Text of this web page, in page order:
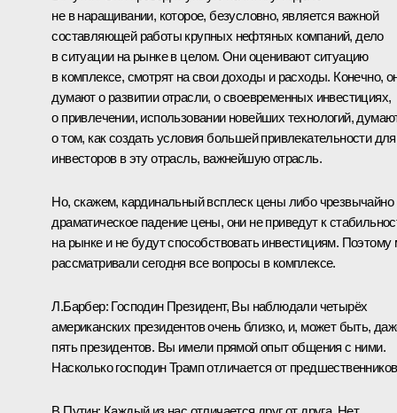
не в наращивании, которое, безусловно, является важной
составляющей работы крупных нефтяных компаний, дело
в ситуации на рынке в целом. Они оценивают ситуацию
в комплексе, смотрят на свои доходы и расходы. Конечно,
думают о развитии отрасли, о своевременных инвестициях,
о привлечении, использовании новейших технологий,
о том, как создать условия большей привлекательности для
инвесторов в эту отрасль, важнейшую отрасль.
Но, скажем, кардинальный всплеск цены либо чрезвычайно
драматическое падение цены, они не приведут к
на рынке и не будут способствовать инвестициям.
рассматривали сегодня все вопросы в комплексе.
Л.Барбер: Господин Президент, Вы наблюдали четырёх
американских президентов очень близко, и, может быть,
пять президентов. Вы имели прямой опыт общения с ними.
Насколько господин Трамп отличается от